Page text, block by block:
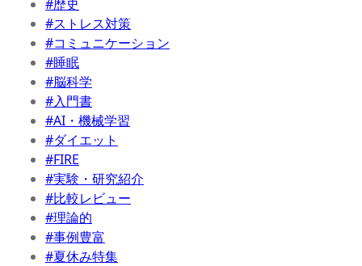
#歴史
#ストレス対策
#コミュニケーション
#睡眠
#脳科学
#入門書
#AI・機械学習
#ダイエット
#FIRE
#実験・研究紹介
#比較レビュー
#理論的
#事例豊富
#夏休み特集